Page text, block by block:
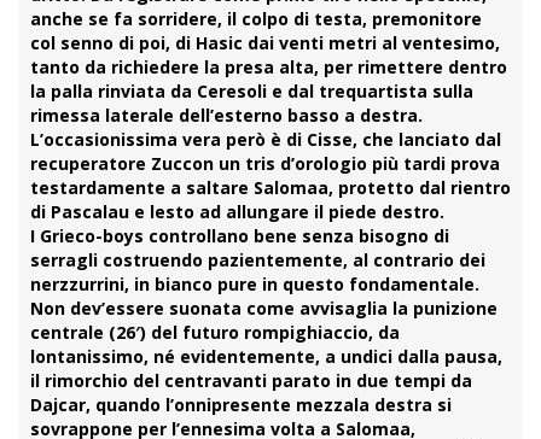
anche se fa sorridere, il colpo di testa, premonitore
col senno di poi, di Hasic dai venti metri al ventesimo,
tanto da richiedere la presa alta, per rimettere dentro
la palla rinviata da Ceresoli e dal trequartista sulla
rimessa laterale dell’esterno basso a destra.
L’occasionissima vera però è di Cisse, che lanciato dal
recuperatore Zuccon un tris d’orologio più tardi prova
testardamente a saltare Salomaa, protetto dal rientro
di Pascalau e lesto ad allungare il piede destro.
I Grieco-boys controllano bene senza bisogno di
serragli costruendo pazientemente, al contrario dei
nerzzurrini, in bianco pure in questo fondamentale.
Non dev’essere suonata come avvisaglia la punizione
centrale (26′) del futuro rompighiaccio, da
lontanissimo, né evidentemente, a undici dalla pausa,
il rimorchio del centravanti parato in due tempi da
Dajcar, quando l’onnipresente mezzala destra si
sovrappone per l’ennesima volta a Salomaa,